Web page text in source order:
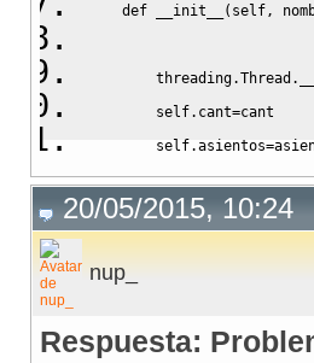
def __init__ ( self ,
threading.Thread .
self. cant=cant
self.asientos=
def run(self ):
asi_oc =self .
20/05/2015, 10:24
nup_
Respuesta: